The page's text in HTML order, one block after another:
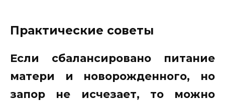
Практические советы
Если сбалансировано питание
матери и новорожденного, но
запор не исчезает, то можно